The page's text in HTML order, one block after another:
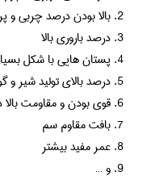
بالا بودن درصد چربی و
درصد باروری بالا
پستان هایی با شکل
درصد بالای تولید شیر
قوی بودن و مقاومت بالا
بافت مقاوم سم
عمر مفید بیشتر
و …